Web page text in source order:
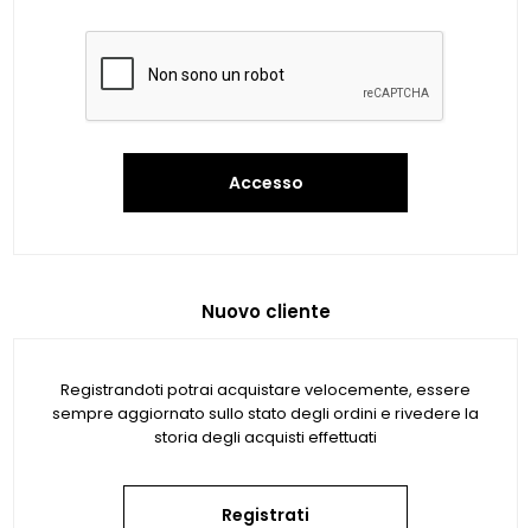
Nuovo cliente
Registrandoti potrai acquistare velocemente, essere
sempre aggiornato sullo stato degli ordini e rivedere la
storia degli acquisti effettuati
Registrati
Accesso